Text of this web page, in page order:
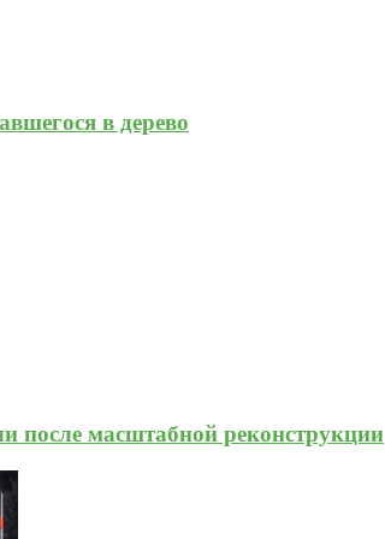
в дерево
масштабной реконструкции